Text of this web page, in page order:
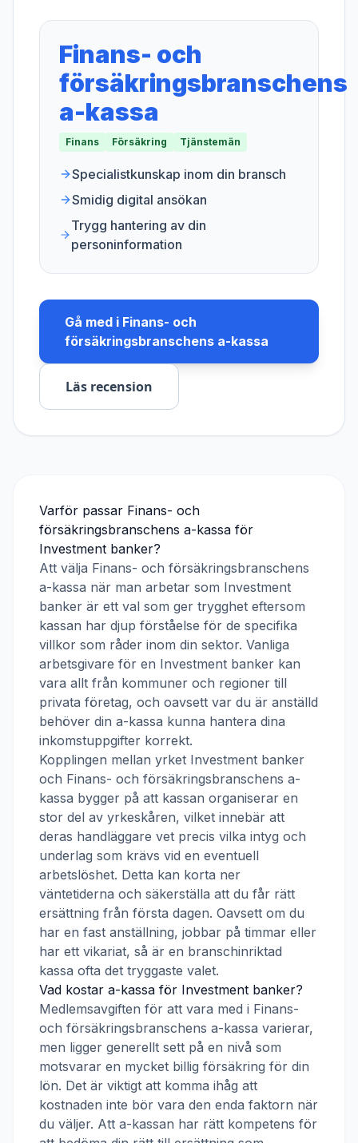
Finans- och
försäkringsbranschens
a-kassa
Finans Försäkring Tjänstemän
Specialistkunskap inom din bransch
Smidig digital ansökan
Trygg hantering av din
personinformation
Gå med i Finans- och
försäkringsbranschens a-kassa
Läs recension
Varför passar Finans- och
försäkringsbranschens a-kassa för
Investment banker?
Att välja Finans- och försäkringsbranschens
a-kassa när man arbetar som Investment
banker är ett val som ger trygghet eftersom
kassan har djup förståelse för de specifika
villkor som råder inom din sektor. Vanliga
arbetsgivare för en Investment banker kan
vara allt från kommuner och regioner till
privata företag, och oavsett var du är anställd
behöver din a-kassa kunna hantera dina
inkomstuppgifter korrekt.
Kopplingen mellan yrket Investment banker
och Finans- och försäkringsbranschens a-
kassa bygger på att kassan organiserar en
stor del av yrkeskåren, vilket innebär att
deras handläggare vet precis vilka intyg och
underlag som krävs vid en eventuell
arbetslöshet. Detta kan korta ner
väntetiderna och säkerställa att du får rätt
ersättning från första dagen. Oavsett om du
har en fast anställning, jobbar på timmar eller
har ett vikariat, så är en branschinriktad
kassa ofta det tryggaste valet.
Vad kostar a-kassa för Investment banker?
Medlemsavgiften för att vara med i Finans-
och försäkringsbranschens a-kassa varierar,
men ligger generellt sett på en nivå som
motsvarar en mycket billig försäkring för din
lön. Det är viktigt att komma ihåg att
kostnaden inte bör vara den enda faktorn när
du väljer. Att a-kassan har rätt kompetens för